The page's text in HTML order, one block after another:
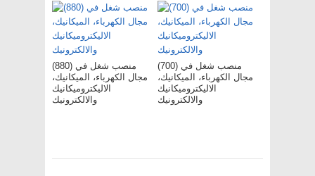
(880) منصب شغل في
مجال الكهرباء، الميكانيك،
الاليكتروميكانيك
والالكترونيك
(700) منصب شغل في
مجال الكهرباء، الميكانيك،
الاليكتروميكانيك
والالكترونيك